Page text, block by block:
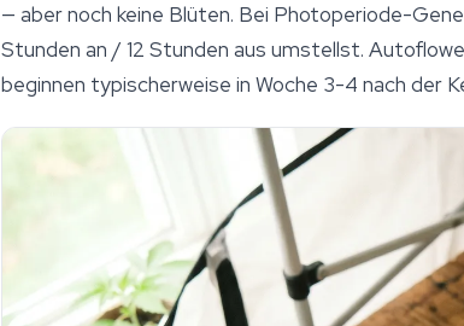
— aber noch keine Blüten. Bei Photoperiode-
Stunden an / 12 Stunden aus umstellst.
beginnen typischerweise in Woche 3-4 nach der